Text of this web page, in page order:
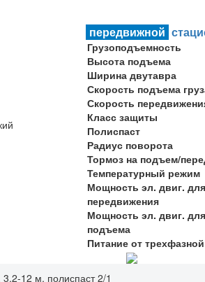
передвижной
Грузоподъемность
Высота подъема
Ширина двутавра
Скорость подъема
Скорость
Класс защиты
Полиспаст
Радиус поворота
Тормоз на подъем/
Температурный режим
Мощность эл. двиг.
передвижения
Мощность эл. двиг.
подъема
Питание от
12 м, полиспаст 2/1